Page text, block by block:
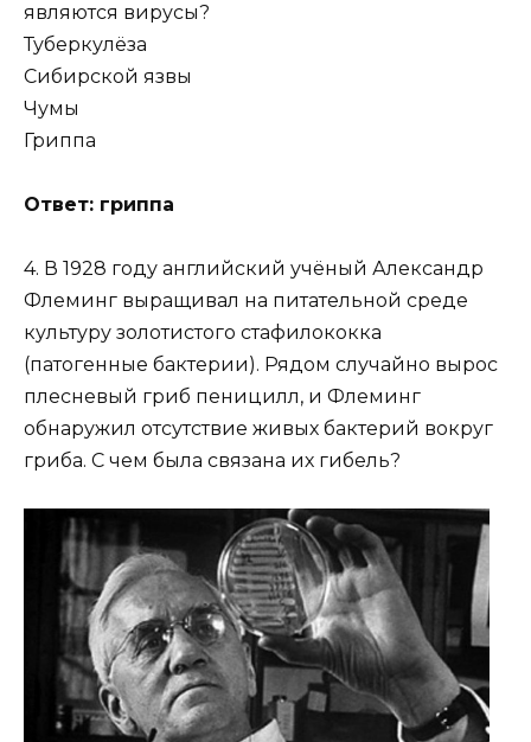
являются вирусы?
Туберкулёза
Сибирской язвы
Чумы
Гриппа
Ответ: гриппа
4. В 1928 году английский учёный Александр
Флеминг выращивал на питательной среде
культуру золотистого стафилококка
(патогенные бактерии). Рядом случайно вырос
плесневый гриб пеницилл, и Флеминг
обнаружил отсутствие живых бактерий вокруг
гриба. С чем была связана их гибель?